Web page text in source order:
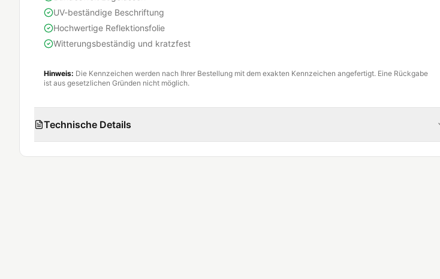
UV-beständige Beschriftung
Hochwertige Reflektionsfolie
Witterungsbeständig und kratzfest
Hinweis: Die Kennzeichen werden nach Ihrer Bestellung mit dem exakten Kennzeichen angefertigt. Eine Rückgabe
ist aus gesetzlichen Gründen nicht möglich.
Technische Details